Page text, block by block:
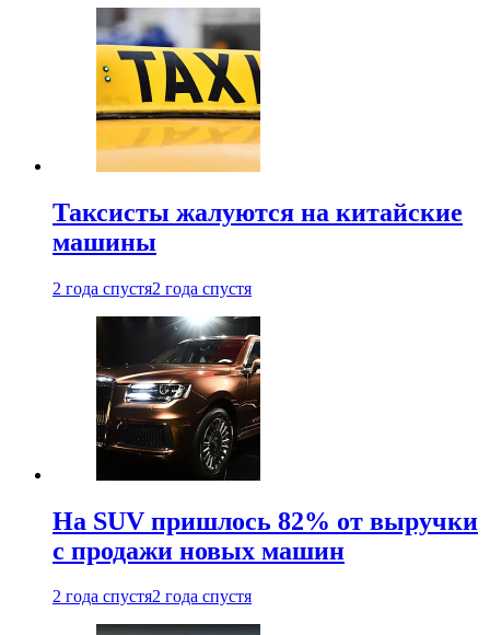
Таксисты жалуются на китайские
машины
2 года спустя2 года спустя
На SUV пришлось 82% от выручки
с продажи новых машин
2 года спустя2 года спустя